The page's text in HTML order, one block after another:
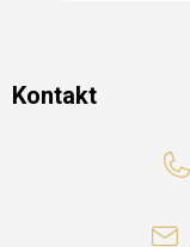
Kontakt